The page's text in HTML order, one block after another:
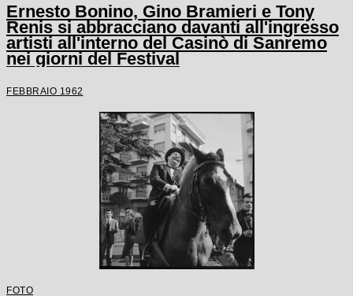
Ernesto Bonino, Gino Bramieri e Tony
Renis si abbracciano davanti all'ingresso
artisti all'interno del Casinò di Sanremo
nei giorni del Festival
FEBBRAIO 1962
FOTO